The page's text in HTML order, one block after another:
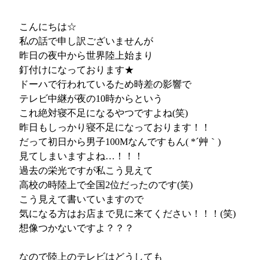
こんにちは☆
私の話で申し訳ございませんが
昨日の夜中から世界陸上始まり
釘付けになっております★
ドーハで行われているため時差の影響で
テレビ中継が夜の10時からという
これ絶対寝不足になるやつですよね(笑)
昨日もしっかり寝不足になっております！！
だって初日から男子100Mなんですもん( *´艸｀)
見てしまいますよね…！！！
過去の栄光ですが私こう見えて
高校の時陸上で全国2位だったのです(笑)
こう見えて書いていますので
気になる方はお店まで見に来てください！！！(笑)
想像つかないですよ？？？
なので陸上のテレビはどうしても